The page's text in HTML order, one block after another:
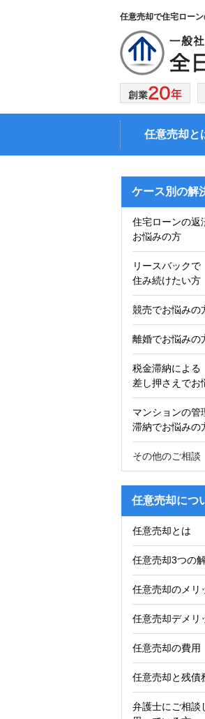
任意売却で住宅ロー
任意売却と
任意売却の
トラブルを
ポイント
裁判所から
協会概要
相談員の紹介
ケース別の解
住宅ローンの返
お悩みの方
リースバックで
住み続けたい方
競売でお悩みの
離婚でお悩みの
税金滞納による
差し押さえでお
マンションの管
滞納でお悩みの
その他のご相談
任意売却につ
任意売却とは
任意売却3つの
任意売却のメリ
任意売却デメリ
任意売却の費用
任意売却と残債
弁護士にご相談